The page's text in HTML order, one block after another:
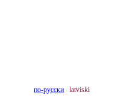
по-русски latviski